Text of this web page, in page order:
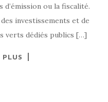
ou la fiscalité.
investissements et de
verts dédiés publics […]
PLUS